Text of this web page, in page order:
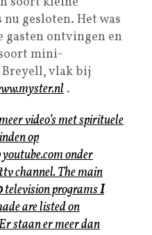
gesloten. Het was
gasten ontvingen en
mini-
vlak bij
.
video’s met spirituele
op
onder
channel. The main
television programsI
are listed on
staan er meer dan